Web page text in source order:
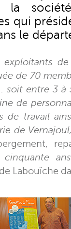
société
qui
le
exploitants
de 70
soit entre 3
de
de travail
de
cinquante
Labouïche